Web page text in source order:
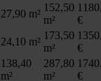
27,90 m²
152,50
m²
€
24,10 m²
173,50
m²
€
138,40
m²
287,80
m²
€